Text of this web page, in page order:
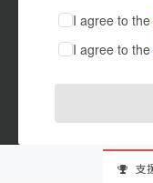
I agree to the
I agree to the
支